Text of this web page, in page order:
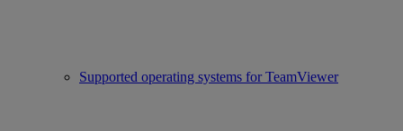
Supported operating systems for TeamViewer